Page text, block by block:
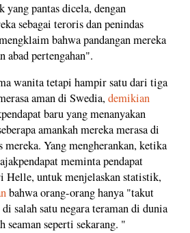
pantas dicela, dengan
sebagai teroris dan penindas
bahwa pandangan mereka
abad pertengahan".
wanita tetapi hampir satu dari tiga
aman di Swedia,demikian
baru yang menanyakan
amankah mereka merasa di
Yang mengherankan, ketika
meminta pendapat
Helle, untuk menjelaskan statistik,
bahwa orang-orang hanya "takut
salah satu negara teraman di dunia
seaman seperti sekarang. "